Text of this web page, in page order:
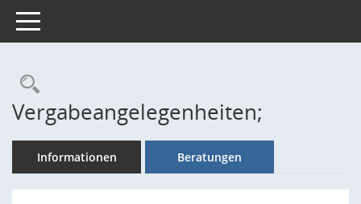
Toggle navigation
Rechercheauswahl
Vergabeangelegenheiten;
Informationen Beratungen